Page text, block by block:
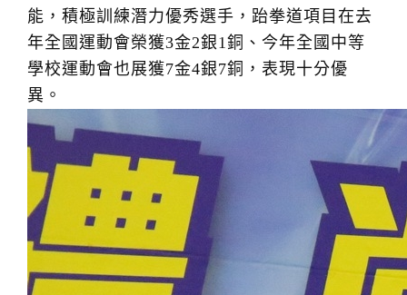
能，積極訓練潛力優秀選手，跆拳道項目在去
年全國運動會榮獲3金2銀1銅、今年全國中等
學校運動會也展獲7金4銀7銅，表現十分優
異。